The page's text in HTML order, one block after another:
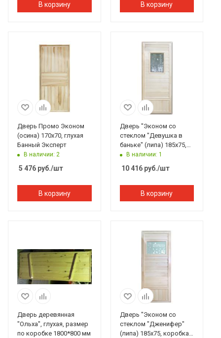
В корзину В корзину
Дверь Промо Эконом
(осина) 170х70, глухая
Банный Эксперт
В наличии: 2
5 476 руб./шт
В корзину
Дверь "Эконом со
стеклом "Девушка в
баньке" (липа) 185х75,
коробка липа. Банный
В наличии: 1
10 416руб./шт
В корзину
Дверь деревянная
"Ольха", глухая, размер
по коробке 1800*800 мм
Дверь "Эконом со
стеклом "Дженифер"
(липа) 185х75, коробка